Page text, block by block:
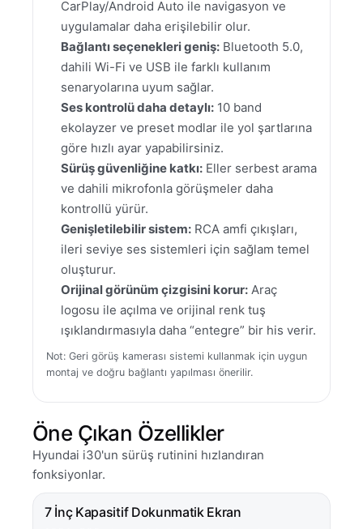
CarPlay/Android Auto ile navigasyon ve
uygulamalar daha erişilebilir olur.
Bağlantı seçenekleri geniş: Bluetooth 5.0,
dahili Wi-Fi ve USB ile farklı kullanım
senaryolarına uyum sağlar.
Ses kontrolü daha detaylı: 10 band
ekolayzer ve preset modlar ile yol şartlarına
göre hızlı ayar yapabilirsiniz.
Sürüş güvenliğine katkı: Eller serbest arama
ve dahili mikrofonla görüşmeler daha
kontrollü yürür.
Genişletilebilir sistem: RCA amfi çıkışları,
ileri seviye ses sistemleri için sağlam temel
oluşturur.
Orijinal görünüm çizgisini korur: Araç
logosu ile açılma ve orijinal renk tuş
ışıklandırmasıyla daha “entegre” bir his verir.
Not: Geri görüş kamerası sistemi kullanmak için uygun
montaj ve doğru bağlantı yapılması önerilir.
Öne Çıkan Özellikler
Hyundai i30'un sürüş rutinini hızlandıran
fonksiyonlar.
7 İnç Kapasitif Dokunmatik Ekran